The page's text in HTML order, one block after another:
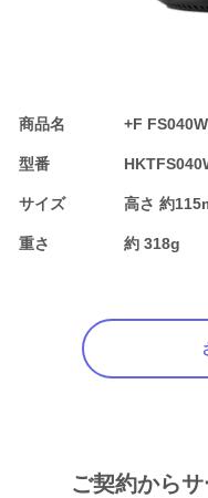
商品名 +F
型番
サイズ 高さ 約
重さ 約 318g
ご契約から